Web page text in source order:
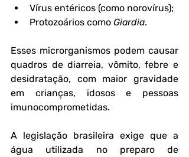
Vírus entéricos (como norovírus);
Protozoários como Giardia.
Esses microrganismos podem causar
quadros de diarreia, vômito, febre e
desidratação, com maior gravidade
em crianças, idosos e pessoas
imunocomprometidas.
A legislação brasileira exige que a
água utilizada no preparo de